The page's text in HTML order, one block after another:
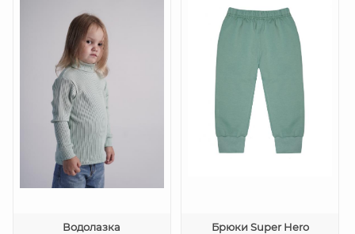
Водолазка
Брюки Super Hero